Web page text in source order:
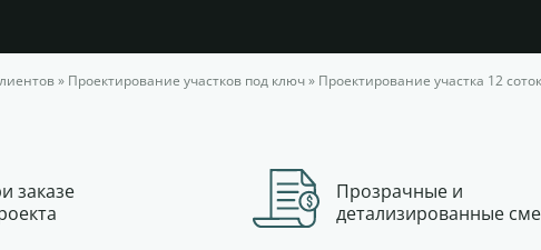
» Проектирование участков под ключ» Проектирование участка 12 соток
заказе
Прозрачные и
детализированные